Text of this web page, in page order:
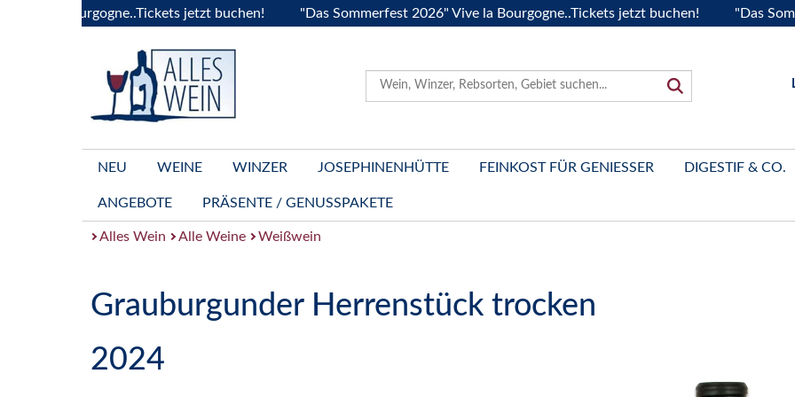
Bourgogne..Tickets jetzt buchen! "Das Sommerfest 2026" Vive la Bourgogne..Tickets jetzt buchen! "Das
NEU WEINE WINZER JOSEPHINENHÜTTE FEINKOST FÜR GENIESSER DIGESTIF & CO.
ANGEBOTE PRÄSENTE / GENUSSPAKETE
Alles Wein Alle Weine Weißwein
Grauburgunder Herrenstück trocken
2024